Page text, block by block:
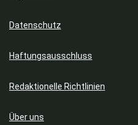
Datenschutz
Haftungsausschluss
Redaktionelle Richtlinien
Über uns